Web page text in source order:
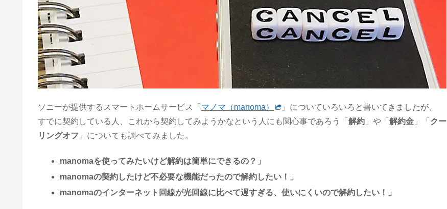
ソニーが提供するスマートホームサービス「 マノマ（manoma）
」についていろいろと書いてきましたが、
すでに契約している人、これから契約してみようかなという人にも関心事であろう「 解約 」や「 解約金 」「 クー
リングオフ 」についても調べてみました。
manomaを使ってみたいけど解約は簡単にできるの？」
manomaの契約したけど不必要な機能だったので解約したい！」
manomaのインターネット回線が光回線に比べて遅すぎる、使いにくいので解約したい！」